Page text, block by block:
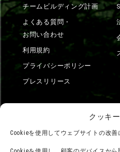
クッキ
Cookieを使用してウェブサイトの改
チームビルディング計画
よくある質問・
お問い合わせ
利用規約
プライバシーポリシー
プレスリリース